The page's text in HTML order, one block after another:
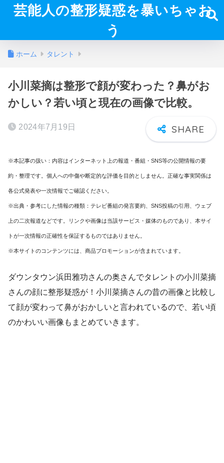
芸能人の整形疑惑を暴いちゃお
う
ホーム タレント
小川菜摘は整形で顔が変わった？鼻がお
かしい？若い頃と現在の画像で比較。
2024年7月19日
※本記事の扱い：内容はインターネット上の報道・番組・SNS等の公開情報の要
約・整理です。個人への中傷や断定的な評価を目的としません。正確な事実関係は
各公式発表や一次情報でご確認ください。
※出典・参考にした情報の種類：テレビ番組の発言要約、SNS投稿の引用、ウェブ
上の二次報道などです。リンクや画像は当該サービス・媒体のものであり、本サイ
トが一次情報の正確性を保証するものではありません。
※本サイトのコンテンツには、商品プロモーションが含まれています。
ダウンタウン浜田雅功さんの奥さんでタレントの小川菜摘
さんの顔に整形疑惑が！小川菜摘さんの昔の画像と比較し
て顔が変わって鼻がおかしいと言われているので、若い頃
のかわいい画像もまとめていきます。